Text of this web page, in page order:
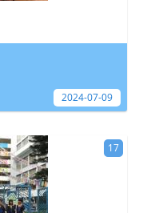
2024-07-09
17